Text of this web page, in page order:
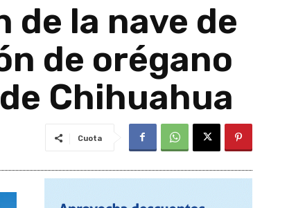
la nave de
de orégano
Chihuahua
Cuota